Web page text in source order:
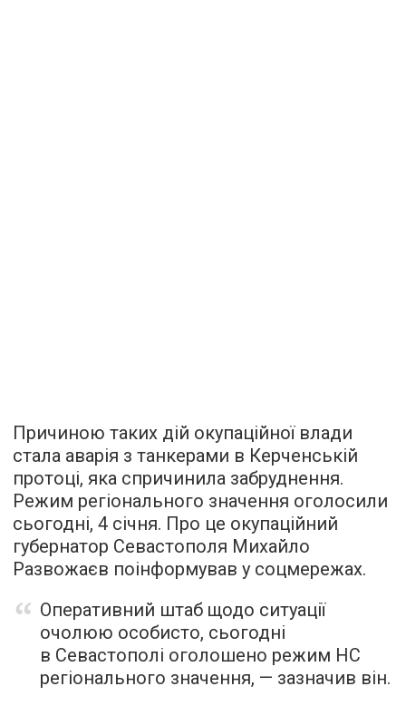
Причиною таких дій окупаційної влади
стала аварія з танкерами в Керченській
протоці, яка спричинила забруднення.
Режим регіонального значення оголосили
сьогодні, 4 січня. Про це окупаційний
губернатор Севастополя Михайло
Развожаєв поінформував у соцмережах.
Оперативний штаб щодо ситуації
очолюю особисто, сьогодні
в Севастополі оголошено режим НС
регіонального значення, — зазначив він.